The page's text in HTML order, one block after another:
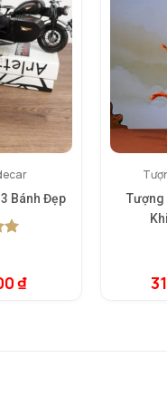
Bánh Đẹp
₫
Tượng